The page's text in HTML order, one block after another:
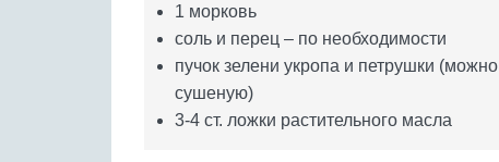
1 морковь
соль и перец – по необходимости
пучок зелени укропа и петрушки (можно
сушеную)
3-4 ст. ложки растительного масла